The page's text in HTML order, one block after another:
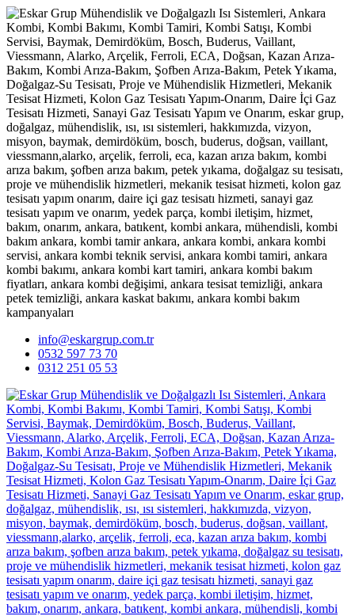
info@eskargrup.com.tr
0532 597 73 70
0312 251 05 53